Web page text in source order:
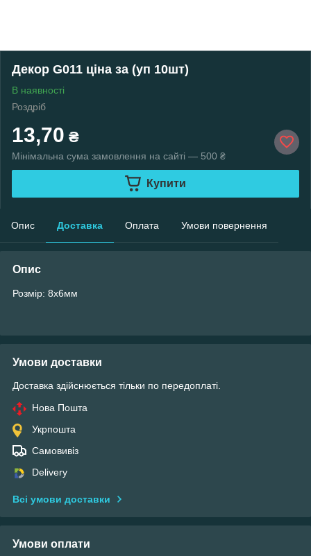
Декор G011 ціна за (уп 10шт)
В наявності
Роздріб
13,70 ₴
Мінімальна сума замовлення на сайті — 500 ₴
Купити
Опис Доставка Оплата Умови повернення
Опис
Розмір: 8х6мм
Умови доставки
Доставка здійснюється тільки по передоплаті.
Нова Пошта
Укрпошта
Самовивіз
Delivery
Всі умови доставки
Умови оплати